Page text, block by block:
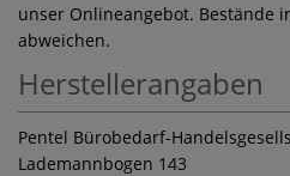
unser Onlineangebot. Bestände
abweichen.
Herstellerangaben
Pentel Bürobedarf-
Lademannbogen 143